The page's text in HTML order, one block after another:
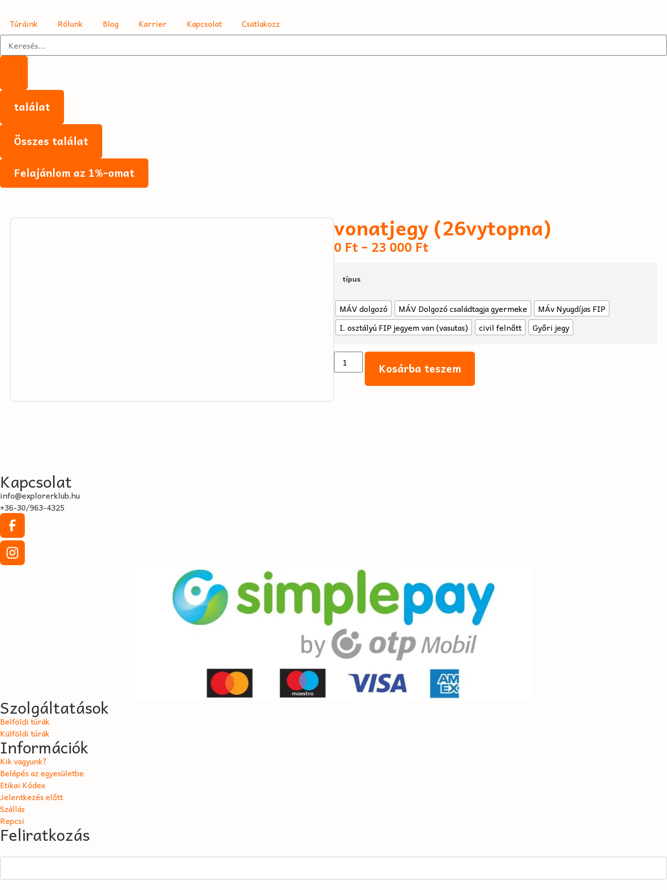
Túráink Rólunk Blog Karrier Kapcsolat Csatlakozz
találat
Összes találat
Felajánlom az 1%-omat
vonatjegy (26vytopna)
0 Ft – 23 000Ft
típus
MÁV dolgozó MÁV Dolgozó családtagja gyermeke
MÁv Nyugdíjas FIP
I. osztályú FIP jegyem van (vasutas)
civil felnőtt Győri jegy
Kosárba teszem
Kapcsolat
info@explorerklub.hu
+36-30/963-4325
Szolgáltatások
Belföldi túrák
Külföldi túrák
Információk
Kik vagyunk?
Belépés az egyesületbe
Etikai Kódex
Jelentkezés előtt
Szállás
Repcsi
Feliratkozás